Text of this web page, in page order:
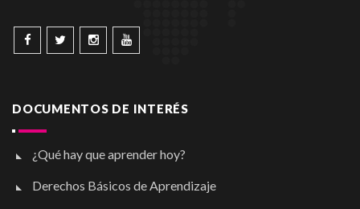
DOCUMENTOS DE INTERÉS
¿Qué hay que aprender hoy?
Derechos Básicos de Aprendizaje